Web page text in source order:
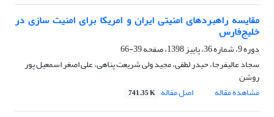
مقایسه راهبردهای امنیتی ایران و امریکا برای امنیت سازی در
خلیج‌فارس
دوره 9، شماره 36، پاییز 1398، صفحه
39-66
سجاد عالیفرجا، حیدر لطفی، مجید ولی شریعت پناهی، علی اصغر اسمعیل پور
روشن
مشاهده مقاله
اصل مقاله 741.35 K